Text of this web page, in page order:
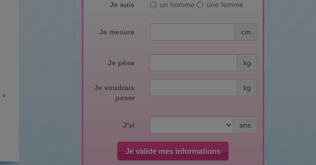
Je suis un homme une femme
Je mesure cm
Je pèse kg
Je voudrais
peser
kg
J'ai ans
Je valide mes informations
+